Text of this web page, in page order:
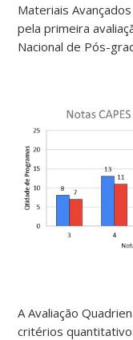
Materiais
pela primeira
Nacional de Pós-
A Avaliação
critérios